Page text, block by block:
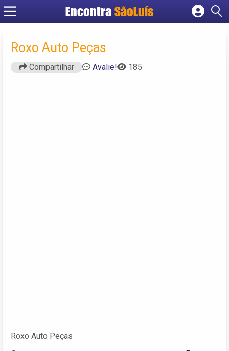
Encontra SãoLuís
Cadastrar empresa
Criar conta
Roxo Auto Peças
Compartilhar Avalie! 185
Roxo Auto Peças